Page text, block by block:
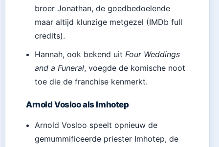
broer Jonathan, de goedbedoelende
maar altijd klunzige metgezel (IMDb full
credits).
Hannah, ook bekend uitFour Weddings
and a Funeral, voegde de komische noot
toe die de franchise kenmerkt.
Arnold Vosloo als Imhotep
Arnold Vosloo speelt opnieuw de
gemummificeerde priester Imhotep, de